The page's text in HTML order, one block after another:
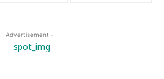
- Advertisement -